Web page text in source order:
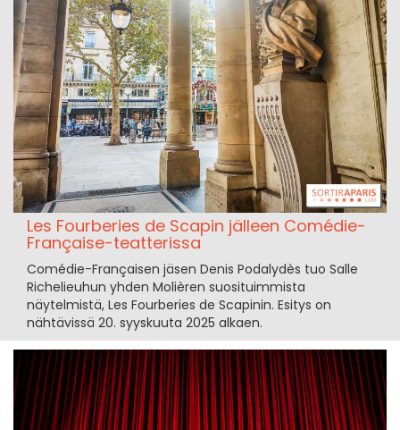
Les Fourberies de Scapin jälleen Comédie-
Française-teatterissa
Comédie-Françaisen jäsen Denis Podalydès tuo Salle
Richelieuhun yhden Molièren suosituimmista
näytelmistä, Les Fourberies de Scapinin. Esitys on
nähtävissä 20. syyskuuta 2025 alkaen.